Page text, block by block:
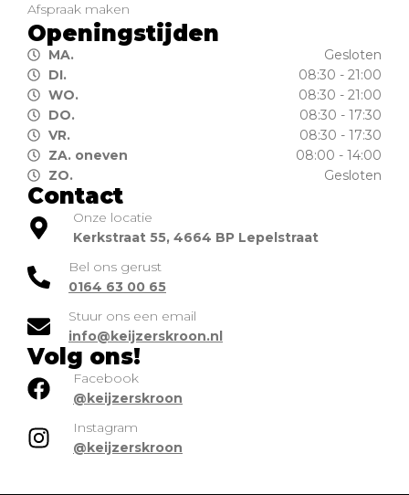
Afspraak maken
Openingstijden
MA.
Gesloten
DI.
08:30 - 21:00
WO.
08:30 - 21:00
DO.
08:30 - 17:30
VR.
08:30 - 17:30
ZA. oneven
08:00 - 14:00
ZO.
Gesloten
Contact
Onze locatie
Kerkstraat 55, 4664 BP Lepelstraat
Bel ons gerust
0164 63 00 65
Stuur ons een email
info@keijzerskroon.nl
Volg ons!
Facebook
@keijzerskroon
Instagram
@keijzerskroon